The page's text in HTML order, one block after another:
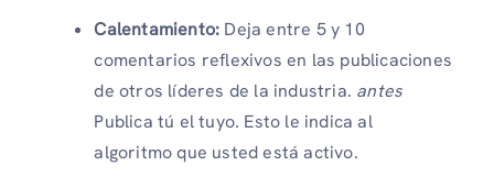
Calentamiento: Deja entre 5 y 10
comentarios reflexivos en las publicaciones
de otros líderes de la industria. antes
Publica tú el tuyo. Esto le indica al
algoritmo que usted está activo.